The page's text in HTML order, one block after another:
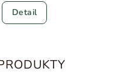
Detail